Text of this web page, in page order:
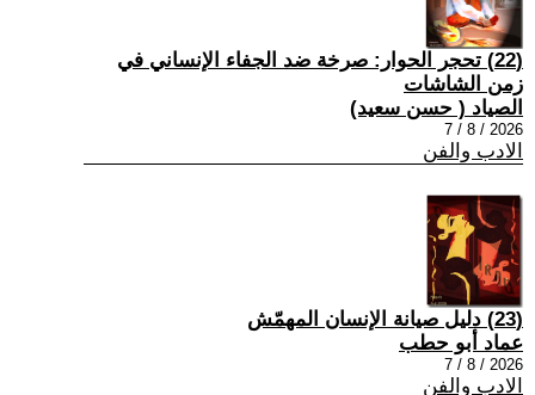
(22) تحجر الحوار: صرخة ضد الجفاء الإنساني في
زمن الشاشات
الصياد ‏( حسن سعيد‏)
2026 / 8 / 7
الادب والفن
(23) دليل صيانة الإنسان المهمّش
عماد أبو حطب
2026 / 8 / 7
الادب والفن